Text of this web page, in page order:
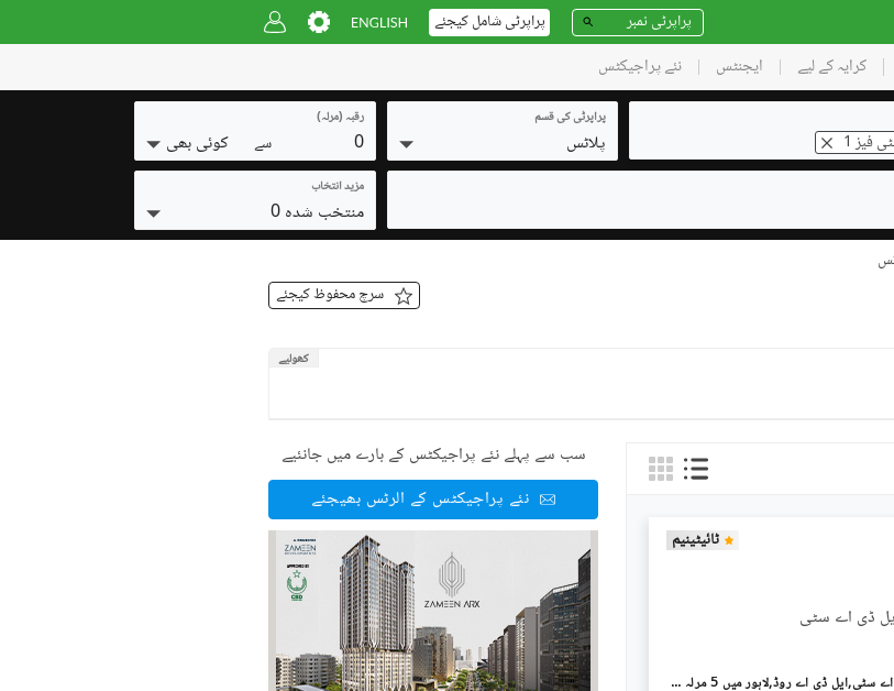
پراپرٹی شامل کیجئے
کرایہ کے لیے ایجنٹس نئے پراجیکٹس
فیز 1
پراپرٹی کی قسم
پلاٹس
رقبہ (مرلہ)
0 سے کوئی بھی
مزید انتخاب
منتخب شدہ 0
سرچ محفوظ کیجئے
کھولیے
ٹائیٹینیم
ایل ڈی اے سٹی فیز 1 ایل ڈی اے سٹی,ایل ڈی اے روڈ,لاہور میں 5 مرلہ رہائشی پلاٹ 58.0 لاکھ میں برائے فروخت۔
سب سے پہلے نئے پراجیکٹس کے بارے میں جانئیے
نئے پراجیکٹس کے الرٹس بھیجئے